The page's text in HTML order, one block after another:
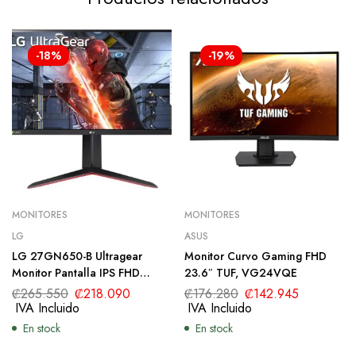
-18%
MONITORES
LG
LG 27GN650-B Ultragear
Monitor Pantalla IPS FHD
(1920 x 1080) de 27″,
frecuencia de actualización de
144 Hz, NVIDIA G-SYNC, AMD
₡265.550 ₡218.090
IVA Incluido
En stock
-19%
MONITORES
ASUS
Monitor Curvo Gaming FHD
23.6″ TUF, VG24VQE
₡176.280 ₡142.945
IVA Incluido
En stock